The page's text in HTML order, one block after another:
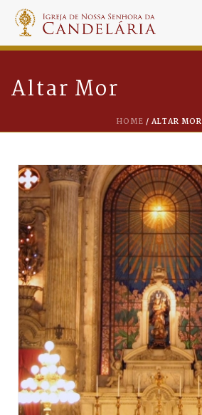
Altar Mor
HOME / ALTAR MOR